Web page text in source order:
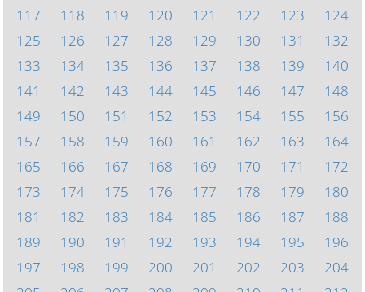
117
118 119 120 121 122 123
124
125
126 127 128 129 130 131
132
133
134 135 136 137 138 139
140
141
142 143 144 145 146 147
148
149
150 151 152 153 154 155
156
157
158 159 160 161 162 163
164
165
166 167 168 169 170 171
172
173
174 175 176 177 178 179
180
181
182 183 184 185 186 187
188
189
190 191 192 193 194 195
196
197
198 199 200 201 202 203
204